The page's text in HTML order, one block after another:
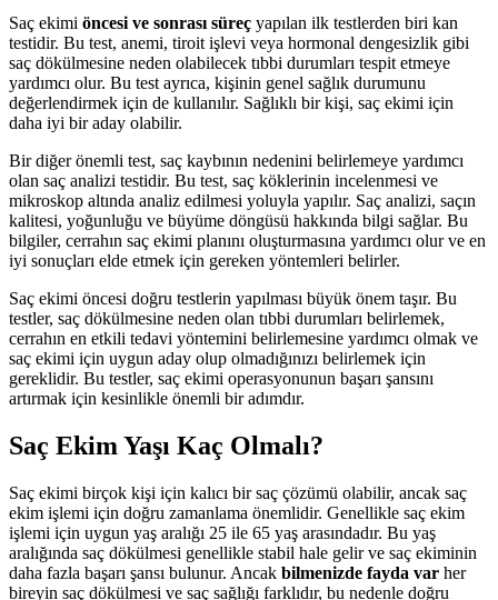
Saç ekimi öncesi ve sonrası süreç yapılan ilk testlerden biri kan
testidir. Bu test, anemi, tiroit işlevi veya hormonal dengesizlik gibi
saç dökülmesine neden olabilecek tıbbi durumları tespit etmeye
yardımcı olur. Bu test ayrıca, kişinin genel sağlık durumunu
değerlendirmek için de kullanılır. Sağlıklı bir kişi, saç ekimi için
daha iyi bir aday olabilir.
Bir diğer önemli test, saç kaybının nedenini belirlemeye yardımcı
olan saç analizi testidir. Bu test, saç köklerinin incelenmesi ve
mikroskop altında analiz edilmesi yoluyla yapılır. Saç analizi, saçın
kalitesi, yoğunluğu ve büyüme döngüsü hakkında bilgi sağlar. Bu
bilgiler, cerrahın saç ekimi planını oluşturmasına yardımcı olur ve en
iyi sonuçları elde etmek için gereken yöntemleri belirler.
Saç ekimi öncesi doğru testlerin yapılması büyük önem taşır. Bu
testler, saç dökülmesine neden olan tıbbi durumları belirlemek,
cerrahın en etkili tedavi yöntemini belirlemesine yardımcı olmak ve
saç ekimi için uygun aday olup olmadığınızı belirlemek için
gereklidir. Bu testler, saç ekimi operasyonunun başarı şansını
artırmak için kesinlikle önemli bir adımdır.
Saç Ekim Yaşı Kaç Olmalı?
Saç ekimi birçok kişi için kalıcı bir saç çözümü olabilir, ancak saç
ekim işlemi için doğru zamanlama önemlidir. Genellikle saç ekim
işlemi için uygun yaş aralığı 25 ile 65 yaş arasındadır. Bu yaş
aralığında saç dökülmesi genellikle stabil hale gelir ve saç ekiminin
daha fazla başarı şansı bulunur. Ancak bilmenizde fayda var her
bireyin saç dökülmesi ve saç sağlığı farklıdır, bu nedenle doğru